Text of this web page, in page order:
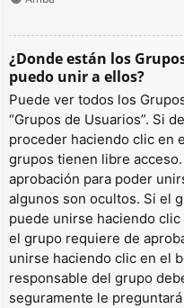
¿Donde están los
puedo unir a ellos?
Puede ver todos los
“Grupos de Usuarios”. Si
proceder haciendo clic en
grupos tienen libre
aprobación para poder
algunos son ocultos. Si el
puede unirse haciendo
el grupo requiere de
unirse haciendo clic en el
responsable del grupo
seguramente le